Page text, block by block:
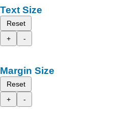
Text Size
Reset
+
-
Margin Size
Reset
+
-